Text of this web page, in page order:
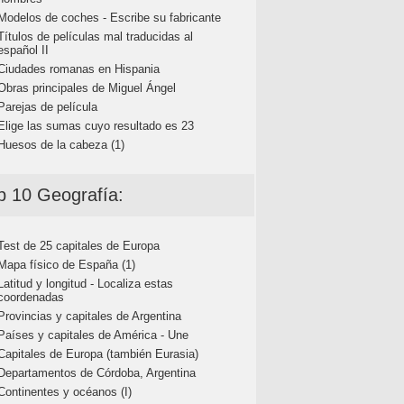
de coches - Escribe su fabricante
de películas mal traducidas al
II
romanas en Hispania
principales de Miguel Ángel
de película
las sumas cuyo resultado es 23
de la cabeza (1)
10 Geografía:
de 25 capitales de Europa
físico de España (1)
y longitud - Localiza estas
y capitales de Argentina
y capitales de América - Une
de Europa (también Eurasia)
de Córdoba, Argentina
y océanos (I)